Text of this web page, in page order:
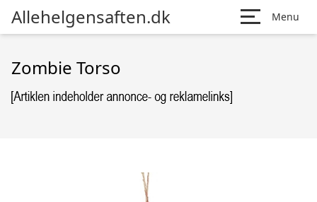
Allehelgensaften.dk Menu
Zombie Torso